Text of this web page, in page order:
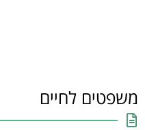
משפטים לחיים